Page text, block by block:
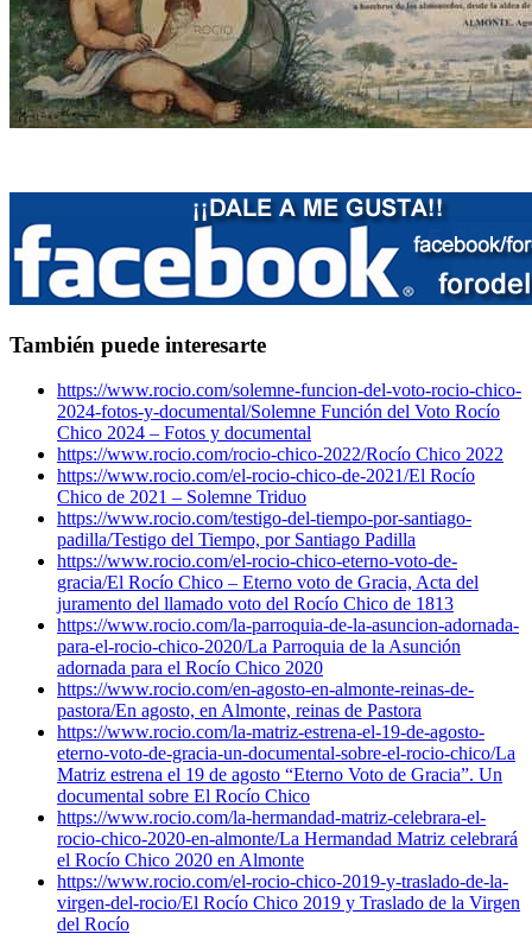
También puede interesarte
https://www.rocio.com/solemne-funcion-del-voto-rocio-chico-
2024-fotos-y-documental/Solemne Función del Voto Rocío
Chico 2024 – Fotos y documental
https://www.rocio.com/rocio-chico-2022/Rocío Chico 2022
https://www.rocio.com/el-rocio-chico-de-2021/El Rocío
Chico de 2021 – Solemne Triduo
https://www.rocio.com/testigo-del-tiempo-por-santiago-
padilla/Testigo del Tiempo, por Santiago Padilla
https://www.rocio.com/el-rocio-chico-eterno-voto-de-
gracia/El Rocío Chico – Eterno voto de Gracia, Acta del
juramento del llamado voto del Rocío Chico de 1813
https://www.rocio.com/la-parroquia-de-la-asuncion-adornada-
para-el-rocio-chico-2020/La Parroquia de la Asunción
adornada para el Rocío Chico 2020
https://www.rocio.com/en-agosto-en-almonte-reinas-de-
pastora/En agosto, en Almonte, reinas de Pastora
https://www.rocio.com/la-matriz-estrena-el-19-de-agosto-
eterno-voto-de-gracia-un-documental-sobre-el-rocio-chico/La
Matriz estrena el 19 de agosto “Eterno Voto de Gracia”. Un
documental sobre El Rocío Chico
https://www.rocio.com/la-hermandad-matriz-celebrara-el-
rocio-chico-2020-en-almonte/La Hermandad Matriz celebrará
el Rocío Chico 2020 en Almonte
https://www.rocio.com/el-rocio-chico-2019-y-traslado-de-la-
virgen-del-rocio/El Rocío Chico 2019 y Traslado de la Virgen
del Rocío